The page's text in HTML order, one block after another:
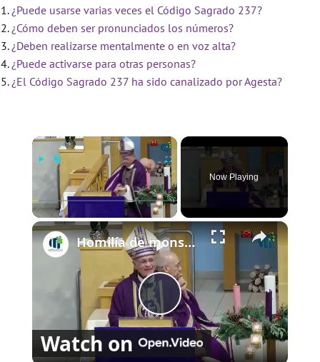
¿Puede usarse varias veces el Código Sagrado 237?
¿Cómo deben ser pronunciados los números?
¿Deben realizarse mentalmente o en voz alta?
¿Puede activarse para otras personas?
¿El Código Sagrado 237 ha sido canalizado por Agesta?
×
Play Unmute
Now Playing
×
P
Homilía de monseñor Silvio Báez IV Domingo de Adviento 21 de diciembre de 2025
Watch on